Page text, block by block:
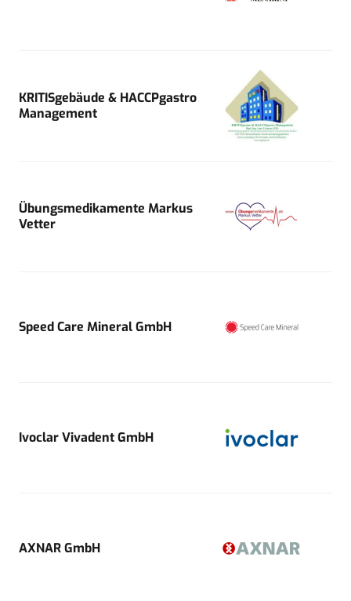
KRITISgebäude & HACCPgastro
Management
Übungsmedikamente Markus
Vetter
Speed Care Mineral GmbH
Ivoclar Vivadent GmbH
AXNAR GmbH